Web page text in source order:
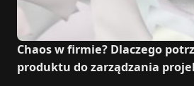
Chaos w firmie? Dlaczego
produktu do zarządzania